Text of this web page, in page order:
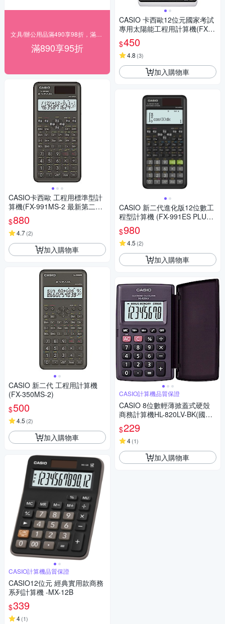
滿890享95折
CASIO卡西歐 工程用標準型計
算機(FX-991MS-2 最新第二代
保固24個月)
$880
4.7(2)
加入購物車
CASIO 新二代 工程用計算機
(FX-350MS-2)
$500
4.5 (2)
加入購物車
CASIO計算機品質保證
CASIO12位元 經典實用款商務
系列計算機 -MX-12B
$339
4(1)
CASIO 卡西歐12位元國家考試
專用太陽能工程用計算機(FX-8
2SOLARII)
$450
4.8 (3)
加入購物車
CASIO 新二代進化版12位數工
程型計算機 (FX-991ES PLUS-
2)
$980
4.5 (2)
加入購物車
CASIO計算機品質保證
CASIO 8位數輕薄掀蓋式硬殼
商務計算機HL-820LV-BK(國家
考試專用機種)
$229
4(1)
加入購物車